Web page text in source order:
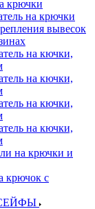
крючки
на крючки
вывесок
на кючки,
на кючки,
на кючки,
на кючки,
на крючки и
крючок с